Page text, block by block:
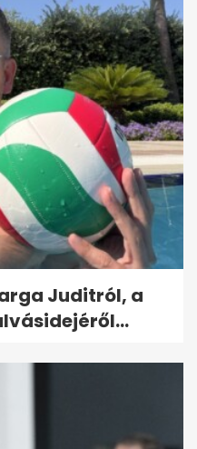
Juditról, a